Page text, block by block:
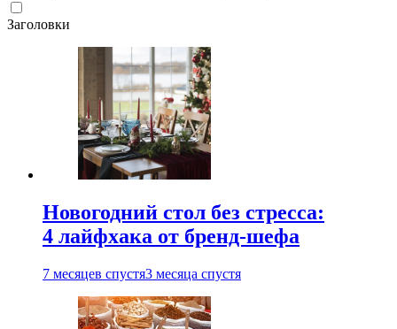
Заголовки
Новогодний стол без стресса:
4 лайфхака от бренд-шефа
7 месяцев спустя3 месяца спустя